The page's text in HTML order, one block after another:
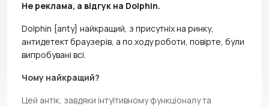
Не реклама, а відгук на Dolphin.
Dolphin {anty} найкращий, з присутніх на ринку,
антидетект браузерів, а по ходу роботи, повірте, були
випробувані всі.
Чому найкращий?
Цей антік, завдяки інтуїтивному функціоналу та